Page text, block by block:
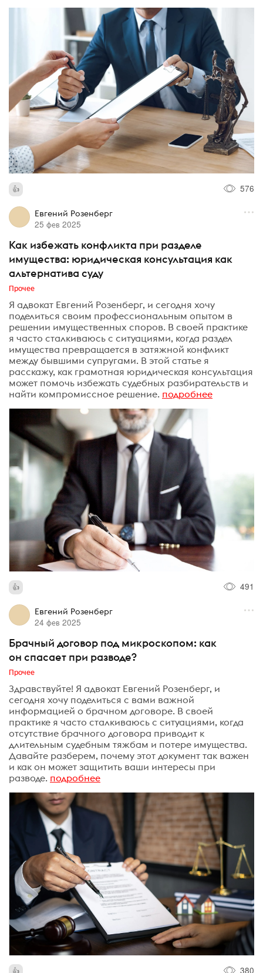
576
Евгений Розенберг
25 фев 2025
Как избежать конфликта при разделе
имущества: юридическая консультация как
альтернатива суду
Прочее
Я адвокат Евгений Розенберг, и сегодня хочу
поделиться своим профессиональным опытом в
решении имущественных споров. В своей практике
я часто сталкиваюсь с ситуациями, когда раздел
имущества превращается в затяжной конфликт
между бывшими супругами. В этой статье я
расскажу, как грамотная юридическая консультация
может помочь избежать судебных разбирательств и
найти компромиссное решение. подробнее
491
Евгений Розенберг
24 фев 2025
Брачный договор под микроскопом: как
он спасает при разводе?
Прочее
Здравствуйте! Я адвокат Евгений Розенберг, и
сегодня хочу поделиться с вами важной
информацией о брачном договоре. В своей
практике я часто сталкиваюсь с ситуациями, когда
отсутствие брачного договора приводит к
длительным судебным тяжбам и потере имущества.
Давайте разберем, почему этот документ так важен
и как он может защитить ваши интересы при
разводе. подробнее
380